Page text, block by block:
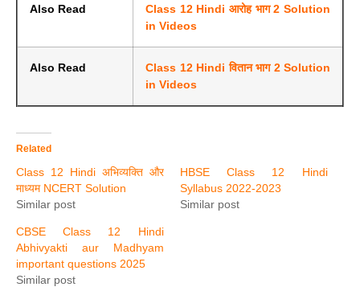
Also Read
Class 12 Hindi आरोह भाग 2 Solution
in Videos
Also Read
Class 12 Hindi वितान भाग 2 Solution
in Videos
Related
Class 12 Hindi अभिव्यक्ति और
माध्यम NCERT Solution
Similar post
HBSE Class 12 Hindi
Syllabus 2022-2023
Similar post
CBSE Class 12 Hindi
Abhivyakti aur Madhyam
important questions 2025
Similar post